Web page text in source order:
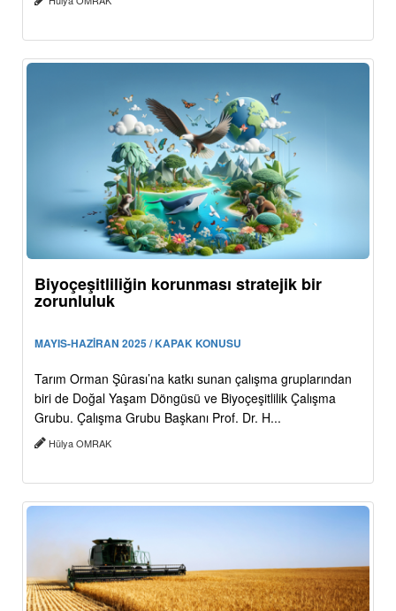
Biyoçeşitliliğin korunması stratejik bir
zorunluluk
MAYIS-HAZİRAN 2025 / KAPAK KONUSU
Tarım Orman Şûrası’na katkı sunan çalışma gruplarından
biri de Doğal Yaşam Döngüsü ve Biyoçeşitlilik Çalışma
Grubu. Çalışma Grubu Başkanı Prof. Dr. H...
Hülya OMRAK